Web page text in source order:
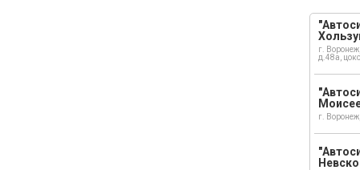
г.
д.48а,
г.